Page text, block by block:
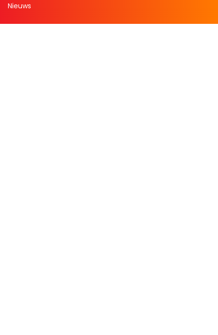
Nieuws
Zakelijk bestellen